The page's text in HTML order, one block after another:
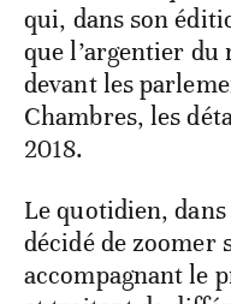
qui, dans son
que l’argentier du
devant les
Chambres, les
2018.
Le quotidien,
décidé de zoomer
accompagnant le